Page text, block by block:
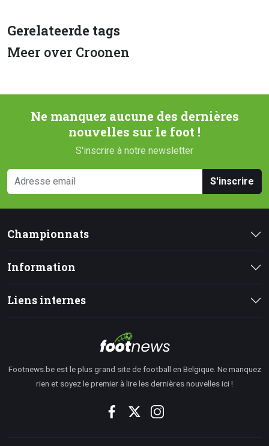
Gerelateerde tags
Meer over Croonen
Ne manquez aucune des dernières
nouvelles sur le foot !
S'inscrire à notre newsletter
S'inscrire
Championnats
Information
Liens internes
Footnews.be est le plus grand site de football en Belgique. Ne manquez
rien et soyez le premier à lire les dernières nouvelles ici !